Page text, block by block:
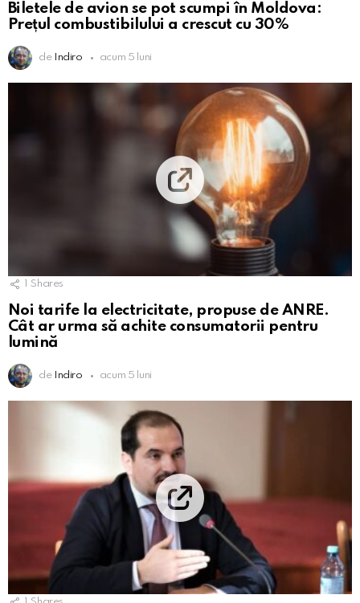
Biletele de avion se pot scumpi în Moldova:
Prețul combustibilului a crescut cu 30%
de Indiro acum 5 luni
Shares
Noi tarife la electricitate, propuse de ANRE.
Cât ar urma să achite consumatorii pentru
lumină
de Indiro acum 5 luni